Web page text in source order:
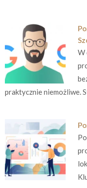
W
praktycznie niemożliwe.